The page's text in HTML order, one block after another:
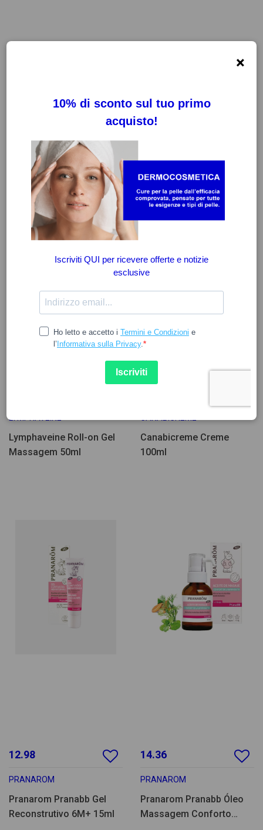
LYMPHAVEINE
Lymphaveine Roll-on Gel
Massagem 50ml
Canabicreme Creme
100ml
12.98
PRANAROM
Pranarom Pranabb Gel
Reconstrutivo 6M+ 15ml
14.36
PRANAROM
Pranarom Pranabb Óleo
Massagem Conforto
×